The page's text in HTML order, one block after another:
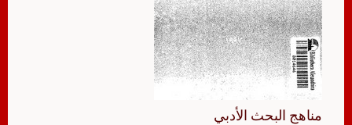
مناهج البحث الأدبي